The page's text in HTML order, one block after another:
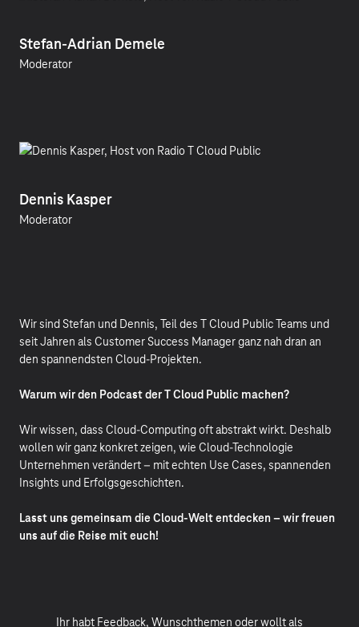
Stefan-Adrian Demele
Moderator
Dennis Kasper
Moderator
Wir sind Stefan und Dennis, Teil des T Cloud Public Teams und
seit Jahren als Customer Success Manager ganz nah dran an
den spannendsten Cloud-Projekten.
Warum wir den Podcast der T Cloud Public machen?
Wir wissen, dass Cloud-Computing oft abstrakt wirkt. Deshalb
wollen wir ganz konkret zeigen, wie Cloud-Technologie
Unternehmen verändert – mit echten Use Cases, spannenden
Insights und Erfolgsgeschichten.
Lasst uns gemeinsam die Cloud-Welt entdecken – wir freuen
uns auf die Reise mit euch!
Ihr habt Feedback, Wunschthemen oder wollt als